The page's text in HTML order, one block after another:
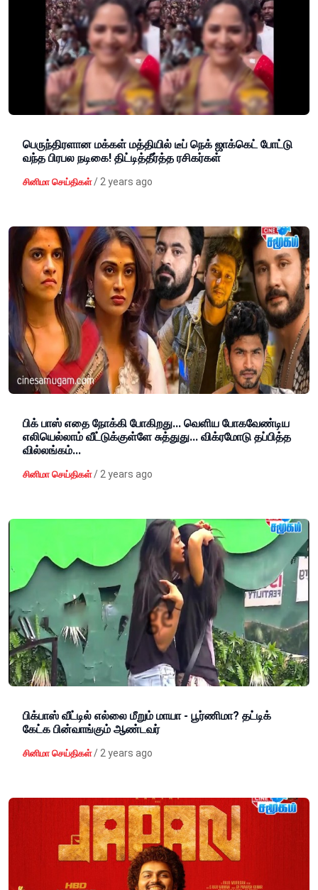
பெருந்திரளான மக்கள் மத்தியில் டீப் நெக் ஜாக்கெட் போட்டு
வந்த பிரபல நடிகை! திட்டித்தீர்த்த ரசிகர்கள்
சினிமா செய்திகள் / 2 years ago
பிக் பாஸ் எதை நோக்கி போகிறது... வெளிய போகவேண்டிய
எலியெல்லாம் வீட்டுக்குள்ளே சுத்துது... விக்ரமோடு தப்பித்த
வில்லங்கம்...
சினிமா செய்திகள் / 2 years ago
பிக்பாஸ் வீட்டில் எல்லை மீறும் மாயா - பூர்ணிமா? தட்டிக்
கேட்க பின்வாங்கும் ஆண்டவர்
சினிமா செய்திகள் / 2 years ago